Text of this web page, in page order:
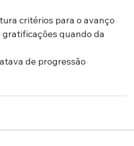
critérios para o avanço
quando da
de progressão